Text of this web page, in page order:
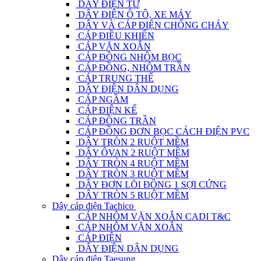
DÂY ĐIỆN TỪ
DÂY ĐIỆN Ô TÔ, XE MÁY
DÂY VÀ CÁP ĐIỆN CHỐNG CHÁY
CÁP ĐIỀU KHIỂN
CÁP VẶN XOẮN
CÁP ĐỒNG NHÔM BỌC
CÁP ĐỒNG, NHÔM TRẦN
CÁP TRUNG THẾ
DÂY ĐIỆN DÂN DỤNG
CÁP NGẦM
CÁP ĐIỆN KẾ
CÁP ĐỒNG TRẦN
CÁP ĐỒNG ĐƠN BỌC CÁCH ĐIỆN PVC
DÂY TRÒN 2 RUỘT MỀM
DÂY ÔVAN 2 RUỘT MỀM
DÂY TRÒN 4 RUỘT MỀM
DÂY TRÒN 3 RUỘT MỀM
DÂY ĐƠN LÕI ĐỒNG 1 SỢI CỨNG
DÂY TRÒN 5 RUỘT MỀM
Dây cáp điện Tachico
CÁP NHÔM VẶN XOẮN CADI T&C
CÁP NHÔM VẶN XOẮN
CÁP ĐIỆN
DÂY ĐIỆN DÂN DỤNG
Dây cáp điện Taesung